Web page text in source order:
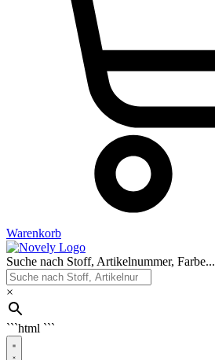
Warenkorb
Suche nach Stoff, Artikelnummer, Farbe...
×
```html ```